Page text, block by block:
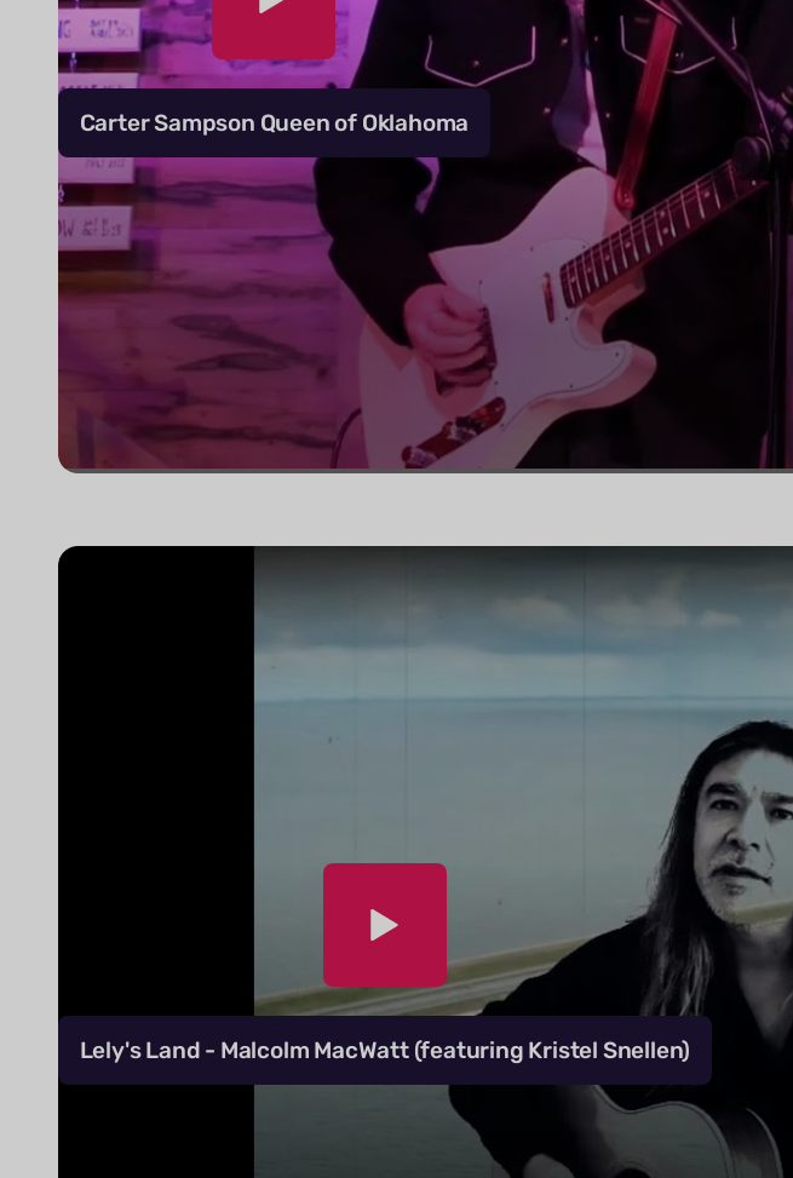
Carter Sampson Queen of Oklahoma
Lely's Land - Malcolm MacWatt (featuring Kristel Snellen)